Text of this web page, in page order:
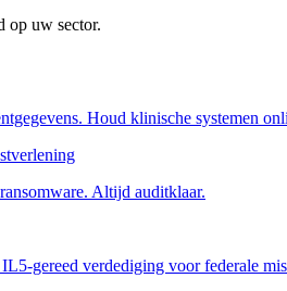
op uw sector.
Houd klinische systemen
Altijd auditklaar.
gereed verdediging voor federale